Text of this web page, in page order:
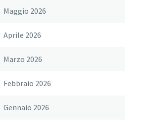
Maggio 2026
Aprile 2026
Marzo 2026
Febbraio 2026
Gennaio 2026